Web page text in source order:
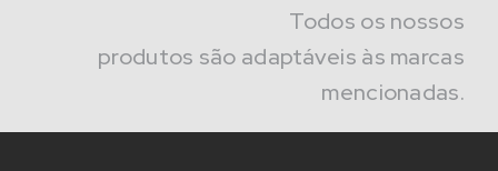
Todos os nossos
produtos são adaptáveis às marcas
mencionadas.